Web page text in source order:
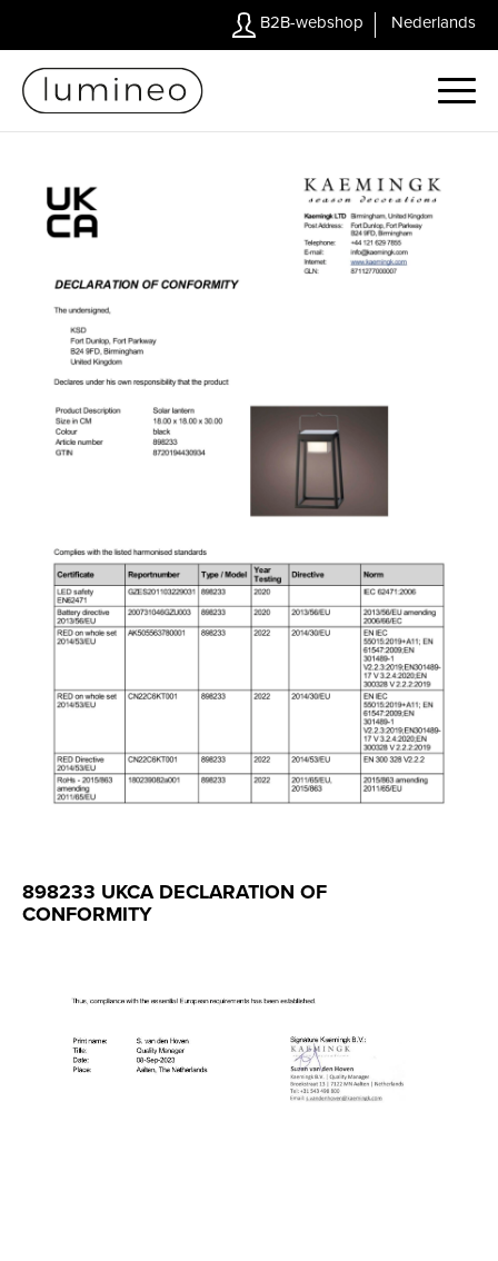
B2B-webshop Nederlands
898233 UKCA DECLARATION OF
CONFORMITY